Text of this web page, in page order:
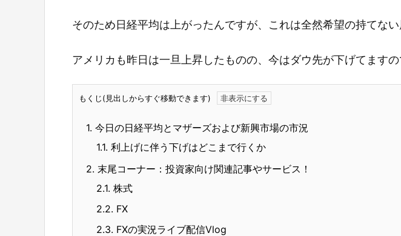
そのため日経平均は上がったんですが、これは全然希望の持てない
アメリカも昨日は一旦上昇したものの、今はダウ先が下げてますの
もくじ(見出しからすぐ移動できます)
1. 今日の日経平均とマザーズおよび新興市場の市況
1.1. 利上げに伴う下げはどこまで行くか
2. 末尾コーナー：投資家向け関連記事やサービス！
2.1. 株式
2.2. FX
2.3. FXの実況ライブ配信Vlog